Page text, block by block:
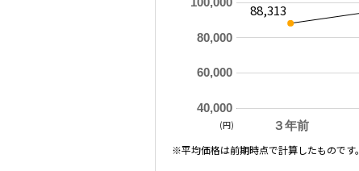
３年前
40,000
60,000
80,000
88,313
(円)
※平均価格は前期時点で計算したものです。